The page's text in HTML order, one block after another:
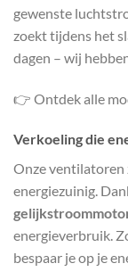
gewenste
zoekt tijdens het
dagen – wij
👉 Ontdek alle
Verkoeling die
Onze ventilatoren
energiezuinig.
energieverbruik.
bespaar je op je